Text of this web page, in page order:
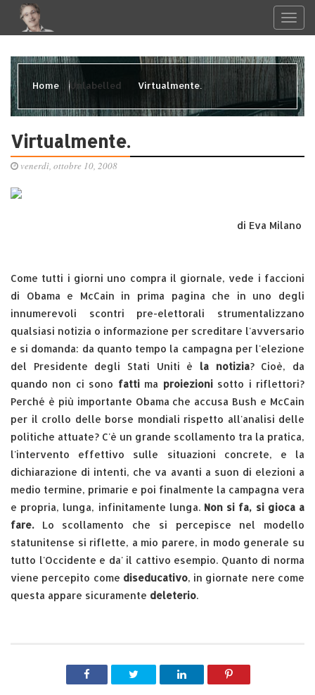
Home Unlabelled Virtualmente.
Virtualmente.
venerdì, ottobre 10, 2008
di Eva Milano
Come tutti i giorni uno compra il giornale, vede i faccioni
di Obama e McCain in prima pagina che in uno degli
innumerevoli scontri pre-elettorali strumentalizzano
qualsiasi notizia o informazione per screditare l'avversario
e si domanda: da quanto tempo la campagna per l'elezione
del Presidente degli Stati Uniti è la notizia? Cioè, da
quando non ci sono fattima proiezionisotto i riflettori?
Perché è più importante Obama che accusa Bush e McCain
per il crollo delle borse mondiali rispetto all'analisi delle
politiche attuate? C'è un grande scollamento tra la pratica,
l'intervento effettivo sulle situazioni concrete, e la
dichiarazione di intenti, che va avanti a suon di elezioni a
medio termine, primarie e poi finalmente la campagna vera
e propria, lunga, infinitamente lunga. Non si fa, si gioca a
fare.Lo scollamento che si percepisce nel modello
statunitense si riflette, a mio parere, in modo generale su
tutto l'Occidente e da' il cattivo esempio. Quanto di norma
viene percepito come diseducativo, in giornate nere come
questa appare sicuramente deleterio.